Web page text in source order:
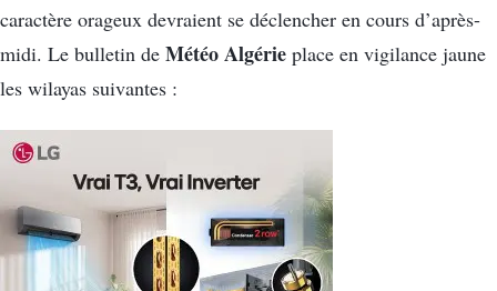
caractère orageux devraient se déclencher en cours d’après-
midi. Le bulletin de Météo Algérie place en vigilance jaune
les wilayas suivantes :